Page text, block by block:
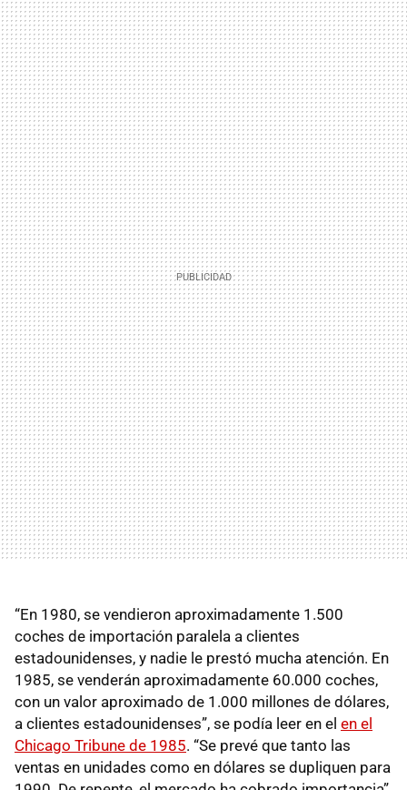
“En 1980, se vendieron aproximadamente 1.500
coches de importación paralela a clientes
estadounidenses, y nadie le prestó mucha atención. En
1985, se venderán aproximadamente 60.000 coches,
con un valor aproximado de 1.000 millones de dólares,
a clientes estadounidenses”, se podía leer en el en el
Chicago Tribune de 1985. “Se prevé que tanto las
ventas en unidades como en dólares se dupliquen para